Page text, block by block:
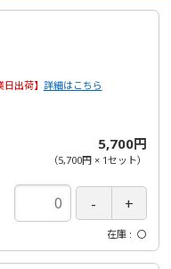
出荷】 詳細はこちら
5,700円
（5,700円× 1セット）
在庫 〇